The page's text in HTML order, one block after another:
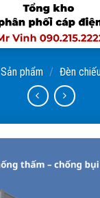
Sản phẩm / Đèn